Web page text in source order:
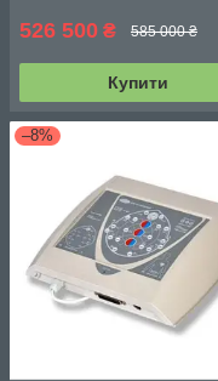
526 500 ₴ 585 000 ₴
Купити
–8%